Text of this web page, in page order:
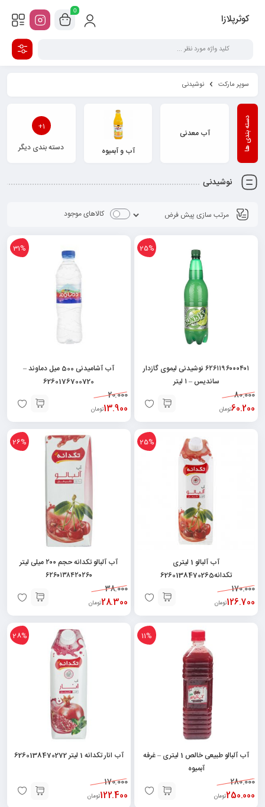
کوثرپلازا
0
سوپر مارکت نوشیدنی
آب معدنی
آب و آبمیوه
1+
دسته بندی دیگر
نوشیدنی
کالاهای موجود
25%
۶۲۶۱۱۹۶۰۰۰۴۰۱ نوشیدنی لیموی گازدار
ساندیس – ۱ لیتر
80.000
60.200تومان
31%
آب آشامیدنی 500 میل دماوند –
6260176700720
20.000
13.900تومان
25%
آب آلبالو 1 لیتری
تکدانه6260138470265
170.000
126.700تومان
26%
آب آلبالو تکدانه حجم ۲۰۰ میلی لیتر
۶۲۶۰۱۳۸۴۲۰۲۶۰
38.000
28.300تومان
11%
آب آلبالو طبیعی خالص 1 لیتری – غرفه
آبمیوه
280.000
250.000تومان
28%
آب انار تکدانه 1 لیتر 6260138470272
170.000
122.400تومان